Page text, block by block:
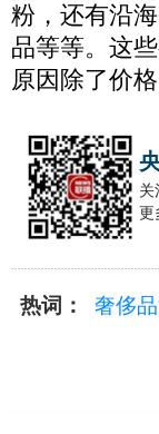
粉，还有沿
品等等。这
原因除了价
关
更
热词： 奢侈